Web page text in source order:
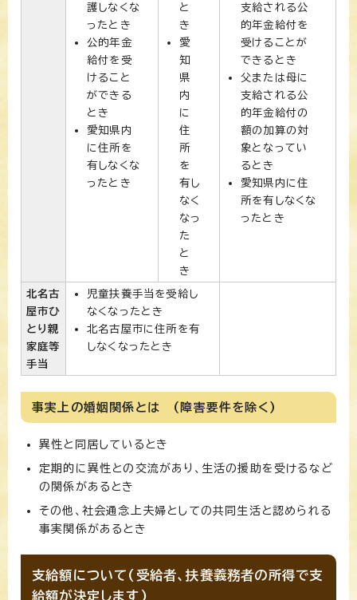
護しなくな
ったとき
公的年金
給付を受
けること
ができる
とき
愛知県内
に住所を
有しなくな
ったとき
と
き
愛
知
県
内
に
住
所
を
有し
なく
なっ
た
と
き
支給される公
的年金給付を
受けることが
できるとき
父または母に
支給される公
的年金給付の
額の加算の対
象となってい
るとき
愛知県内に住
所を有しなくな
ったとき
北名古
屋市ひ
とり親
家庭等
手当
児童扶養手当を受給し
なくなったとき
北名古屋市に住所を有
しなくなったとき
事実上の婚姻関係とは (障害要件を除く)
異性と同居しているとき
定期的に異性との交流があり、生活の援助を受けるなど
の関係があるとき
その他、社会通念上夫婦としての共同生活と認められる
事実関係があるとき
支給額について(受給者、扶養義務者の所得で支
給額が決定します)